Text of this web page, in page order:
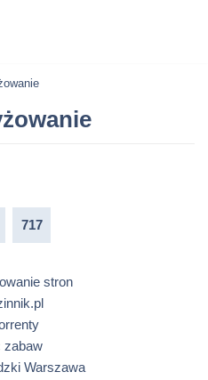
717
stron
zabaw
Warszawa